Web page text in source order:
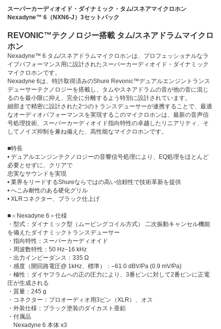
スーパーカーディオイド・ダイナミック・タム/スネアマイクロホン
Nexadyne™ 6（NXN6-J）3セットパック
REVONIC™テクノロジー搭載 タム/スネアドラムマイクロ
ホン
Nexadyne™ 6 タム/スネアドラムマイクロホンは、プロフェッショナルなラ
イブパフォーマンス用に設計されたスーパーカーディオイド・ダイナミック
マイクロホンです。
Nexadyne 6は、特許取得済みのShure Revonic™デュアルエンジントランス
デューサーテクノロジーを搭載し、タムやスネアドラムの音が他の音に混じ
るのを最小限に抑え、完全に分離するよう特別に設計されています。
細部まで精密に設計された2つのトランスデューサーが連携することで、最適
なオーディオパフォーマンスを実現するこのマイクロホンは、最新の音声信
号処理技術、スーパーカーディオイド指向特性の卓越したリニアリティ、そ
してノイズ抑制を兼ね備えた、高性能なマイクロホンです。
■特長
• デュアルエンジンテクノロジーの音響信号処理により、EQ処理をほとんど
必要とせずに、クリアで
忠実なサウンドを実現
• 業界をリードするShureならではの高い信頼性で技術革新を提供
• へこみ耐性のある硬化グリル
• XLRコネクター、ブラック仕上げ
■＜Nexadyne 6＞仕様
・型式：ダイナミック型（ムービングコイル方式） 二次振動キャンセル機能
を備えたダイナミックトランスデューサー
・指向特性：スーパーカーディオイド
・周波数特性：50 Hz–16 kHz
・出力インピーダンス：335 Ω
・感度（開回路電圧@ 1kHz、標準）：–61.0 dBV/Pa (0.9 mV/Pa)
・極性：ダイヤフラムへの正の圧力により、3番ピンに対して2番ピンに正電
圧が生成される
・質量：245 g
・コネクター：プロオーディオ用3ピン（XLR）、オス
・外装仕様：ブラック塗装のダイカスト亜鉛
・付属品
Nexadyne 6 本体 x3